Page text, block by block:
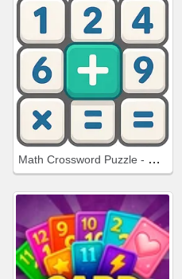
Math Crossword Puzzle - Genius Edition